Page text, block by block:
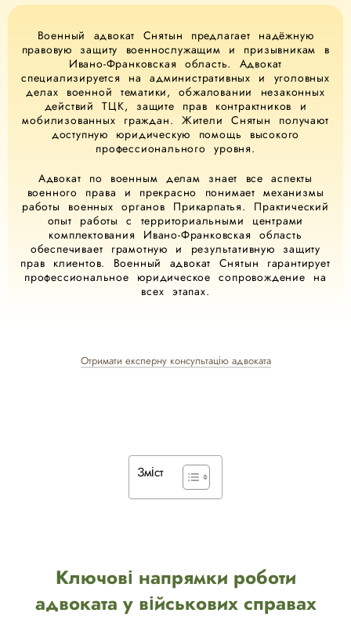
Военный адвокат Снятын предлагает надёжную
правовую защиту военнослужащим и призывникам в
Ивано-Франковская область. Адвокат
специализируется на административных и уголовных
делах военной тематики, обжаловании незаконных
действий ТЦК, защите прав контрактников и
мобилизованных граждан. Жители Снятын получают
доступную юридическую помощь высокого
профессионального уровня.
Адвокат по военным делам знает все аспекты
военного права и прекрасно понимает механизмы
работы военных органов Прикарпатья. Практический
опыт работы с территориальными центрами
комплектования Ивано-Франковская область
обеспечивает грамотную и результативную защиту
прав клиентов. Военный адвокат Снятын гарантирует
профессиональное юридическое сопровождение на
всех этапах.
Отримати експерну консультацію адвоката
Зміст
Ключові напрямки роботи
адвоката у військових справах